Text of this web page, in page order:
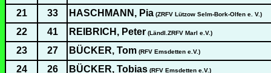
21 33 HASCHMANN, Pia (ZRFV Lützow Selm-Bork-Olfen e. V.)
22 41 REIBRICH, Peter (Ländl.ZRFV Marl e.V.)
23 27 BÜCKER, Tom (RFV Emsdetten e.V.)
24 26 BÜCKER, Tobias (RFV Emsdetten e.V.)